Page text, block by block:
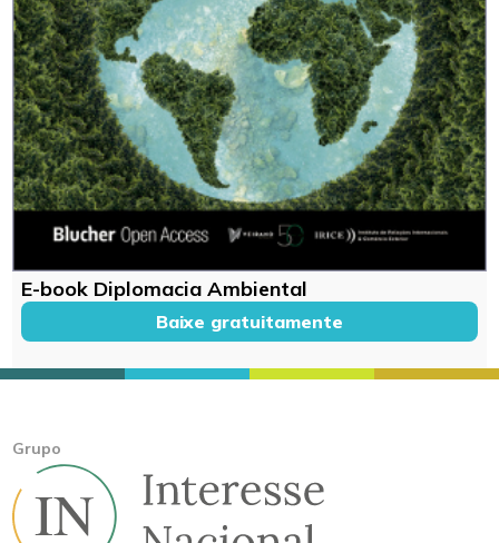
E-book Diplomacia Ambiental
Baixe gratuitamente
Grupo